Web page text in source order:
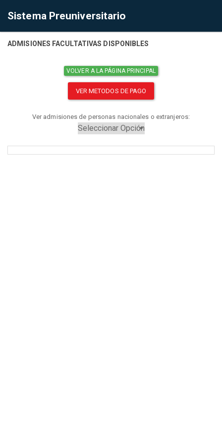
Sistema Preuniversitario
ADMISIONES FACULTATIVAS DISPONIBLES
VOLVER A LA PÁGINA PRINCIPAL
VER METODOS DE PAGO
Ver admisiones de personas nacionales o extranjeros: